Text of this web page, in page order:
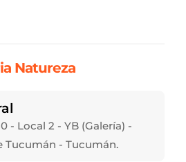
Natureza
- Local 2 - YB (Galería) -
Tucumán - Tucumán.